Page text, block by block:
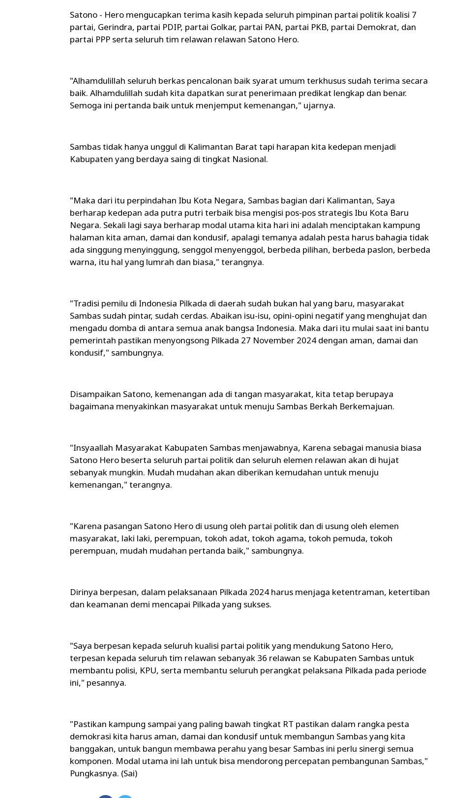
Satono - Hero mengucapkan terima kasih kepada seluruh pimpinan partai politik koalisi 7
partai, Gerindra, partai PDIP, partai Golkar, partai PAN, partai PKB, partai Demokrat, dan
partai PPP serta seluruh tim relawan relawan Satono Hero.
"Alhamdulillah seluruh berkas pencalonan baik syarat umum terkhusus sudah terima secara
baik. Alhamdulillah sudah kita dapatkan surat penerimaan predikat lengkap dan benar.
Semoga ini pertanda baik untuk menjemput kemenangan," ujarnya.
Sambas tidak hanya unggul di Kalimantan Barat tapi harapan kita kedepan menjadi
Kabupaten yang berdaya saing di tingkat Nasional.
"Maka dari itu perpindahan Ibu Kota Negara, Sambas bagian dari Kalimantan, Saya
berharap kedepan ada putra putri terbaik bisa mengisi pos-pos strategis Ibu Kota Baru
Negara. Sekali lagi saya berharap modal utama kita hari ini adalah menciptakan kampung
halaman kita aman, damai dan kondusif, apalagi temanya adalah pesta harus bahagia tidak
ada singgung menyinggung, senggol menyenggol, berbeda pilihan, berbeda paslon, berbeda
warna, itu hal yang lumrah dan biasa," terangnya.
"Tradisi pemilu di Indonesia Pilkada di daerah sudah bukan hal yang baru, masyarakat
Sambas sudah pintar, sudah cerdas. Abaikan isu-isu, opini-opini negatif yang menghujat dan
mengadu domba di antara semua anak bangsa Indonesia. Maka dari itu mulai saat ini bantu
pemerintah pastikan menyongsong Pilkada 27 November 2024 dengan aman, damai dan
kondusif," sambungnya.
Disampaikan Satono, kemenangan ada di tangan masyarakat, kita tetap berupaya
bagaimana menyakinkan masyarakat untuk menuju Sambas Berkah Berkemajuan.
"Insyaallah Masyarakat Kabupaten Sambas menjawabnya, Karena sebagai manusia biasa
Satono Hero beserta seluruh partai politik dan seluruh elemen relawan akan di hujat
sebanyak mungkin. Mudah mudahan akan diberikan kemudahan untuk menuju
kemenangan," terangnya.
"Karena pasangan Satono Hero di usung oleh partai politik dan di usung oleh elemen
masyarakat, laki laki, perempuan, tokoh adat, tokoh agama, tokoh pemuda, tokoh
perempuan, mudah mudahan pertanda baik," sambungnya.
Dirinya berpesan, dalam pelaksanaan Pilkada 2024 harus menjaga ketentraman, ketertiban
dan keamanan demi mencapai Pilkada yang sukses.
"Saya berpesan kepada seluruh kualisi partai politik yang mendukung Satono Hero,
terpesan kepada seluruh tim relawan sebanyak 36 relawan se Kabupaten Sambas untuk
membantu polisi, KPU, serta membantu seluruh perangkat pelaksana Pilkada pada periode
ini," pesannya.
"Pastikan kampung sampai yang paling bawah tingkat RT pastikan dalam rangka pesta
demokrasi kita harus aman, damai dan kondusif untuk membangun Sambas yang kita
banggakan, untuk bangun membawa perahu yang besar Sambas ini perlu sinergi semua
komponen. Modal utama ini lah untuk bisa mendorong percepatan pembangunan Sambas,"
Pungkasnya. (Sai)